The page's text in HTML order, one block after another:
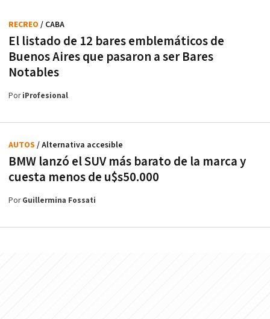
El listado de 12 bares emblemáticos de
Buenos Aires que pasaron a ser Bares
Notables
RECREO / CABA
PoriProfesional
BMW lanzó el SUV más barato de la marca y
cuesta menos de u$s50.000
AUTOS / Alternativa accesible
PorGuillermina Fossati